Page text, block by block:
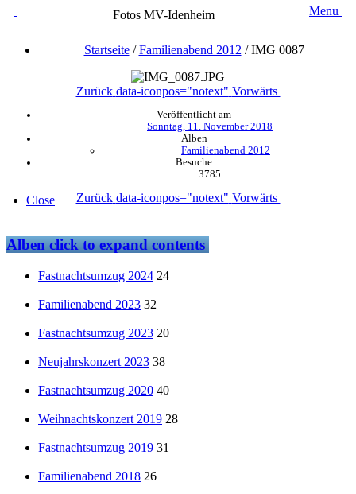
Fotos MV-Idenheim Menu
Startseite/Familienabend 2012 /IMG 0087
Zurück data-iconpos="notext" Vorwärts
Veröffentlicht am
Sonntag, 11. November 2018
Alben
Familienabend 2012
Besuche
3785
Zurück data-iconpos="notext" Vorwärts
Close
Albenclick to expand contents
Fastnachtsumzug 2024 24
Familienabend 2023 32
Fastnachtsumzug 2023 20
Neujahrskonzert 2023 38
Fastnachtsumzug 2020 40
Weihnachtskonzert 2019 28
Fastnachtsumzug 2019 31
Familienabend 2018 26